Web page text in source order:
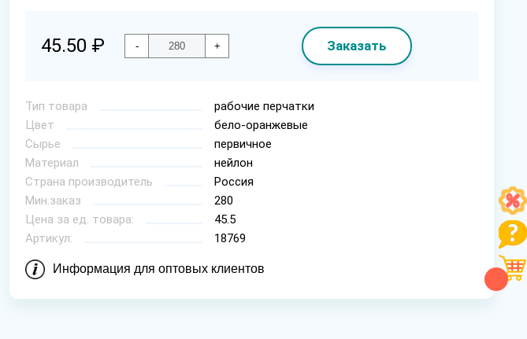
45.50 ₽ - + Заказать
Тип товара
рабочие перчатки
Цвет
бело-оранжевые
Сырье
первичное
Материал
нейлон
Страна производитель
Россия
Мин.заказ
280
Цена за ед. товара:
45.5
Артикул:
18769
Информация для оптовых клиентов